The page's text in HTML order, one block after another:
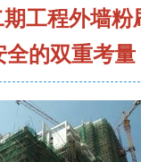
工程外墙粉
全的双重考量